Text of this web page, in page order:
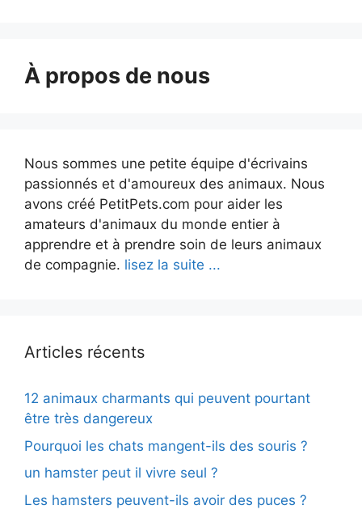
À propos de nous
Nous sommes une petite équipe d'écrivains
passionnés et d'amoureux des animaux. Nous
avons créé PetitPets.com pour aider les
amateurs d'animaux du monde entier à
apprendre et à prendre soin de leurs animaux
de compagnie. lisez la suite ...
Articles récents
12 animaux charmants qui peuvent pourtant
être très dangereux
Pourquoi les chats mangent-ils des souris ?
un hamster peut il vivre seul ?
Les hamsters peuvent-ils avoir des puces ?